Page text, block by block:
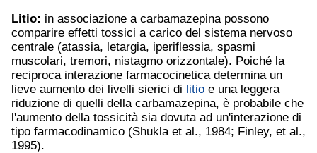
Litio: in associazione a carbamazepina possono
comparire effetti tossici a carico del sistema nervoso
centrale (atassia, letargia, iperiflessia, spasmi
muscolari, tremori, nistagmo orizzontale). Poiché la
reciproca interazione farmacocinetica determina un
lieve aumento dei livelli sierici di litio e una leggera
riduzione di quelli della carbamazepina, è probabile che
l'aumento della tossicità sia dovuta ad un'interazione di
tipo farmacodinamico (Shukla et al., 1984; Finley, et al.,
1995).